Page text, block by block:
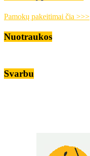
Pamokų pakeitimai čia >>>
Nuotraukos
Svarbu